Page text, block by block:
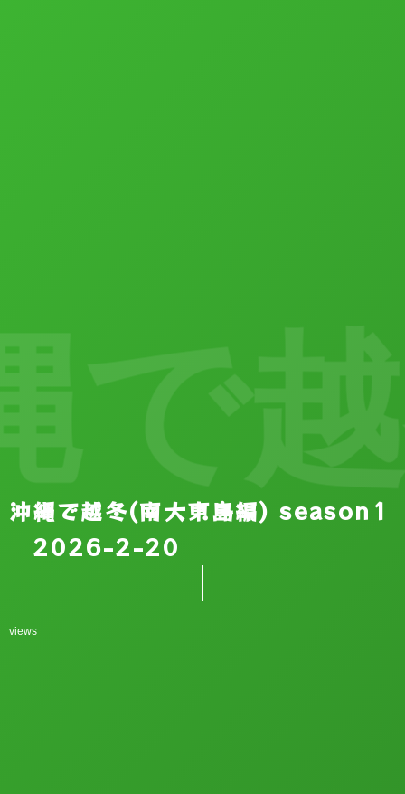
沖縄で越冬(南大東島編) season1
2026-2-20
views